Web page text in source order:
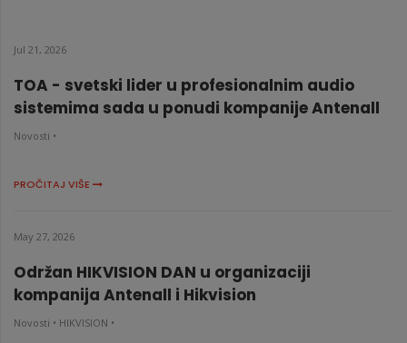
Jul 21, 2026
TOA - svetski lider u profesionalnim audio
sistemima sada u ponudi kompanije Antenall
Novosti •
PROČITAJ VIŠE
May 27, 2026
Održan HIKVISION DAN u organizaciji
kompanija Antenall i Hikvision
Novosti • HIKVISION •